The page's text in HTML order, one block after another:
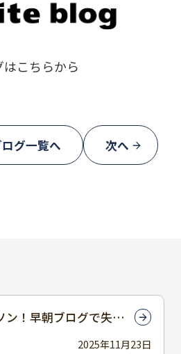
こちらから
グ一覧へ 次へ
2025年11月23日
ン！早朝ブログで失礼